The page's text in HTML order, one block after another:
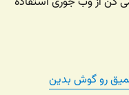
رو گوش بدین